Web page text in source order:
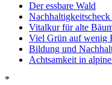
Der essbare Wald
Vitalkur für alte
Viel Grün auf wenig
Bildung und
Achtsamkeit in
*